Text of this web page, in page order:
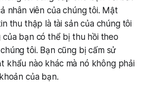
nhân viên của chúng tôi. Mật
thu thập là tài sản của chúng tôi
của bạn có thể bị thu hồi theo
tôi. Bạn cũng bị cấm sử
khẩu nào khác mà nó không phải
của bạn.